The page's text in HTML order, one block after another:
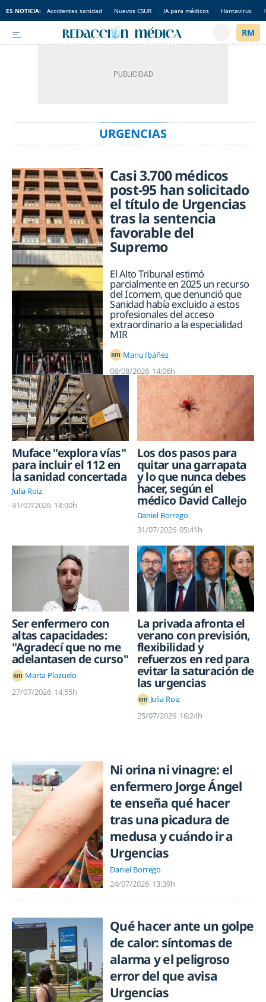
ES NOTICIA: Accidentes sanidad Nuevos CSUR IA para médicos Hantavirus
URGENCIAS
Casi 3.700 médicos
post-95 han solicitado
el título de Urgencias
tras la sentencia
favorable del
Supremo
El Alto Tribunal estimó
parcialmente en 2025 un recurso
del Icomem, que denunció que
Sanidad había excluido a estos
profesionales del acceso
extraordinario a la especialidad
MIR
Manu Ibáñez
08/08/2026 14:06h
Muface "explora vías"
para incluir el 112 en
la sanidad concertada
Julia Roiz
31/07/2026 18:00h
Los dos pasos para
quitar una garrapata
y lo que nunca debes
hacer, según el
médico David Callejo
Daniel Borrego
31/07/2026 05:41h
Ser enfermero con
altas capacidades:
"Agradecí que no me
adelantasen de curso"
Marta Plazuelo
27/07/2026 14:55h
La privada afronta el
verano con previsión,
flexibilidad y
refuerzos en red para
evitar la saturación de
las urgencias
Julia Roiz
25/07/2026 16:24h
Ni orina ni vinagre: el
enfermero Jorge Ángel
te enseña qué hacer
tras una picadura de
medusa y cuándo ir a
Urgencias
Daniel Borrego
24/07/2026 13:39h
Qué hacer ante un golpe
de calor: síntomas de
alarma y el peligroso
error del que avisa
Urgencias